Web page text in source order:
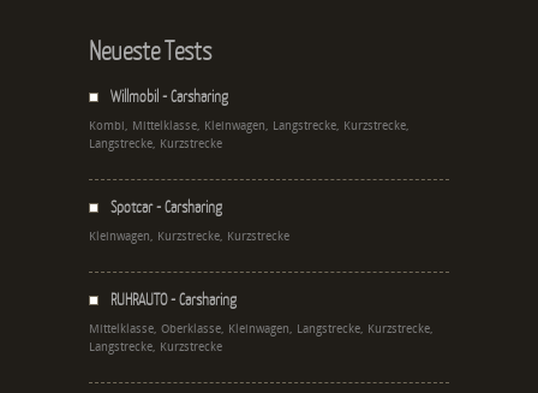
Neueste Tests
Willmobil - Carsharing
Kombi, Mittelklasse, Kleinwagen, Langstrecke, Kurzstrecke,
Langstrecke, Kurzstrecke
Spotcar - Carsharing
Kleinwagen, Kurzstrecke, Kurzstrecke
RUHRAUTO - Carsharing
Mittelklasse, Oberklasse, Kleinwagen, Langstrecke, Kurzstrecke,
Langstrecke, Kurzstrecke